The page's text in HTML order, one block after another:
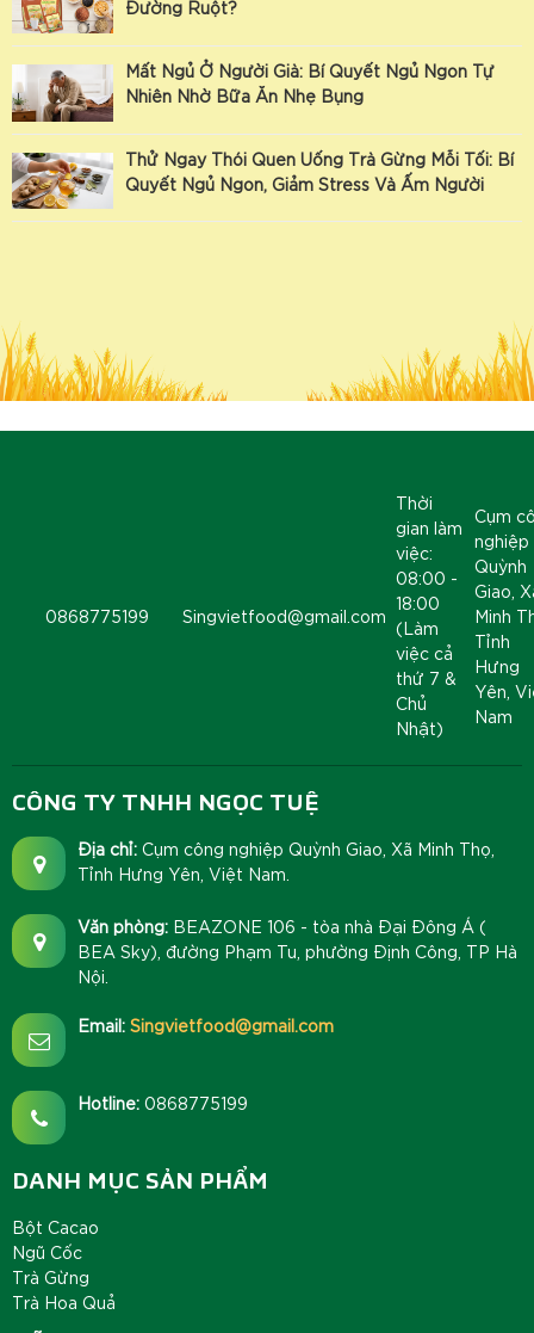
Đường Ruột?
Mất Ngủ Ở Người Già: Bí Quyết Ngủ Ngon Tự
Nhiên Nhờ Bữa Ăn Nhẹ Bụng
Thử Ngay Thói Quen Uống Trà Gừng Mỗi Tối: Bí
Quyết Ngủ Ngon, Giảm Stress Và Ấm Người
0868775199 Singvietfood@gmail.com
Thời
gian làm
việc:
08:00 -
18:00
(Làm
việc cả
thứ 7 &
Chủ
Nhật)
Cụm
nghiệp
Quỳnh
Giao,
Minh
Tỉnh
Hưng
Yên,
Nam
CÔNG TY TNHH NGỌC TUỆ
Địa chỉ: Cụm công nghiệp Quỳnh Giao, Xã Minh Thọ,
Tỉnh Hưng Yên, Việt Nam.
Văn phòng: BEAZONE 106 - tòa nhà Đại Đông Á (
BEA Sky), đường Phạm Tu, phường Định Công, TP Hà
Nội.
Email: Singvietfood@gmail.com
Hotline: 0868775199
DANH MỤC SẢN PHẨM
Bột Cacao
Ngũ Cốc
Trà Gừng
Trà Hoa Quả